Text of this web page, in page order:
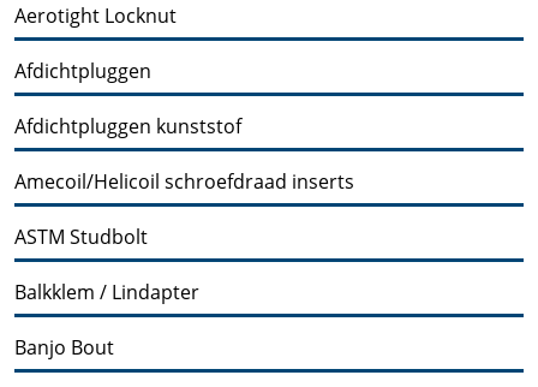
Aerotight Locknut
Afdichtpluggen
Afdichtpluggen kunststof
Amecoil/Helicoil schroefdraad inserts
ASTM Studbolt
Balkklem / Lindapter
Banjo Bout